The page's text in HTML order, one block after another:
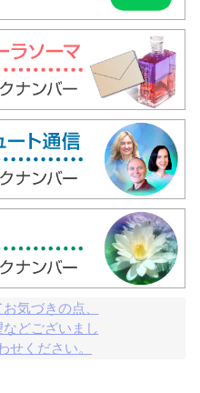
気づきの点、
どございまし
せください。